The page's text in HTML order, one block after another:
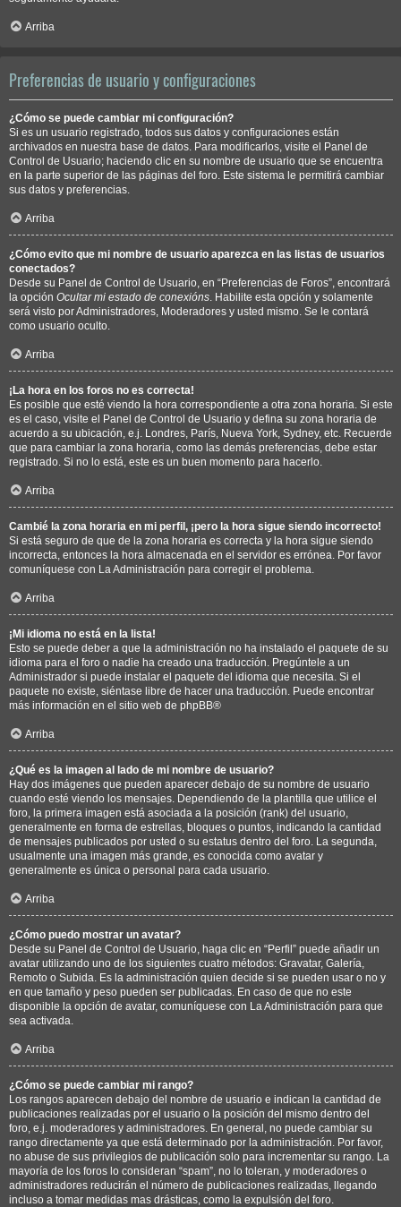
Arriba
Preferencias de usuario y configuraciones
¿Cómo se puede cambiar mi configuración?
Si es un usuario registrado, todos sus datos y configuraciones están
archivados en nuestra base de datos. Para modificarlos, visite el Panel de
Control de Usuario; haciendo clic en su nombre de usuario que se encuentra
en la parte superior de las páginas del foro. Este sistema le permitirá cambiar
sus datos y preferencias.
Arriba
¿Cómo evito que mi nombre de usuario aparezca en las listas de usuarios
conectados?
Desde su Panel de Control de Usuario, en “Preferencias de Foros”, encontrará
la opción Ocultar mi estado de conexións . Habilite esta opción y solamente
será visto por Administradores, Moderadores y usted mismo. Se le contará
como usuario oculto.
Arriba
¡La hora en los foros no es correcta!
Es posible que esté viendo la hora correspondiente a otra zona horaria. Si este
es el caso, visite el Panel de Control de Usuario y defina su zona horaria de
acuerdo a su ubicación, e.j. Londres, París, Nueva York, Sydney, etc. Recuerde
que para cambiar la zona horaria, como las demás preferencias, debe estar
registrado. Si no lo está, este es un buen momento para hacerlo.
Arriba
Cambié la zona horaria en mi perfil, ¡pero la hora sigue siendo incorrecto!
Si está seguro de que de la zona horaria es correcta y la hora sigue siendo
incorrecta, entonces la hora almacenada en el servidor es errónea. Por favor
comuníquese con La Administración para corregir el problema.
Arriba
¡Mi idioma no está en la lista!
Esto se puede deber a que la administración no ha instalado el paquete de su
idioma para el foro o nadie ha creado una traducción. Pregúntele a un
Administrador si puede instalar el paquete del idioma que necesita. Si el
paquete no existe, siéntase libre de hacer una traducción. Puede encontrar
más información en el sitio web de phpBB®
Arriba
¿Qué es la imagen al lado de mi nombre de usuario?
Hay dos imágenes que pueden aparecer debajo de su nombre de usuario
cuando esté viendo los mensajes. Dependiendo de la plantilla que utilice el
foro, la primera imagen está asociada a la posición (rank) del usuario,
generalmente en forma de estrellas, bloques o puntos, indicando la cantidad
de mensajes publicados por usted o su estatus dentro del foro. La segunda,
usualmente una imagen más grande, es conocida como avatar y
generalmente es única o personal para cada usuario.
Arriba
¿Cómo puedo mostrar un avatar?
Desde su Panel de Control de Usuario, haga clic en “Perfil” puede añadir un
avatar utilizando uno de los siguientes cuatro métodos: Gravatar, Galería,
Remoto o Subida. Es la administración quien decide si se pueden usar o no y
en que tamaño y peso pueden ser publicadas. En caso de que no este
disponible la opción de avatar, comuníquese con La Administración para que
sea activada.
Arriba
¿Cómo se puede cambiar mi rango?
Los rangos aparecen debajo del nombre de usuario e indican la cantidad de
publicaciones realizadas por el usuario o la posición del mismo dentro del
foro, e.j. moderadores y administradores. En general, no puede cambiar su
rango directamente ya que está determinado por la administración. Por favor,
no abuse de sus privilegios de publicación solo para incrementar su rango. La
mayoría de los foros lo consideran “spam”, no lo toleran, y moderadores o
administradores reducirán el número de publicaciones realizadas, llegando
incluso a tomar medidas mas drásticas, como la expulsión del foro.